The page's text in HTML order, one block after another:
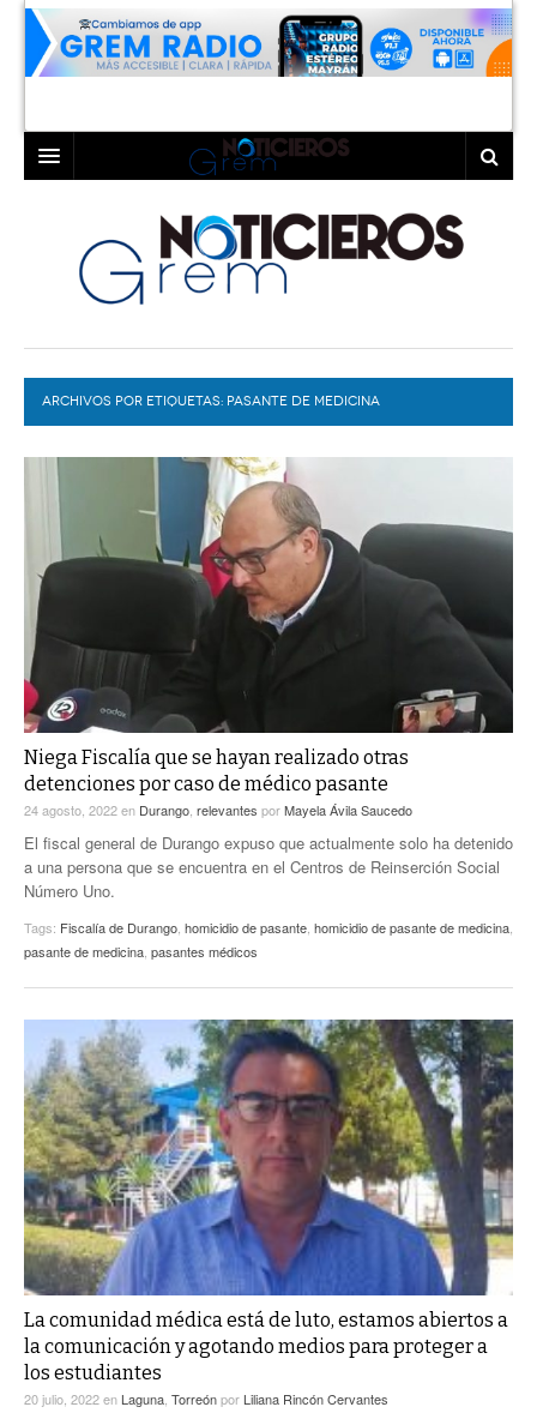
LAGUNA
TORREÓN
GÓMEZ PALACIO
LERDO
COAHUILA
DURANGO
DEPORTES
EL EXACTO
GLOBO
TRAYECTO LAGUNA
A MEDIA MAÑANA
A TODA LEY
ENTRE LAGUNEROS
DIÁLOGOS CON LA HISTORIA
TWEETS AND BEATS
LA MEJOR 97.1 ESTÉREO GALLITO
ACTUALIDADES GREM
PULSO
LA MEJOR INFORMACIÓN
PC29
ACTUALIDADES GREM
ARCHIVOS POR ETIQUETAS: PASANTE DE MEDICINA
Niega Fiscalía que se hayan realizado otras
detenciones por caso de médico pasante
24 agosto, 2022en Durango relevantes porMayela Ávila Saucedo
El fiscal general de Durango expuso que actualmente solo ha detenido
a una persona que se encuentra en el Centros de Reinserción Social
Número Uno.
Tags: Fiscalía de Durango homicidio de pasante homicidio de pasante de medicina
pasante de medicina pasantes médicos
La comunidad médica está de luto, estamos abiertos a
la comunicación y agotando medios para proteger a
los estudiantes
20 julio, 2022en Laguna Torreónpor Liliana Rincón Cervantes